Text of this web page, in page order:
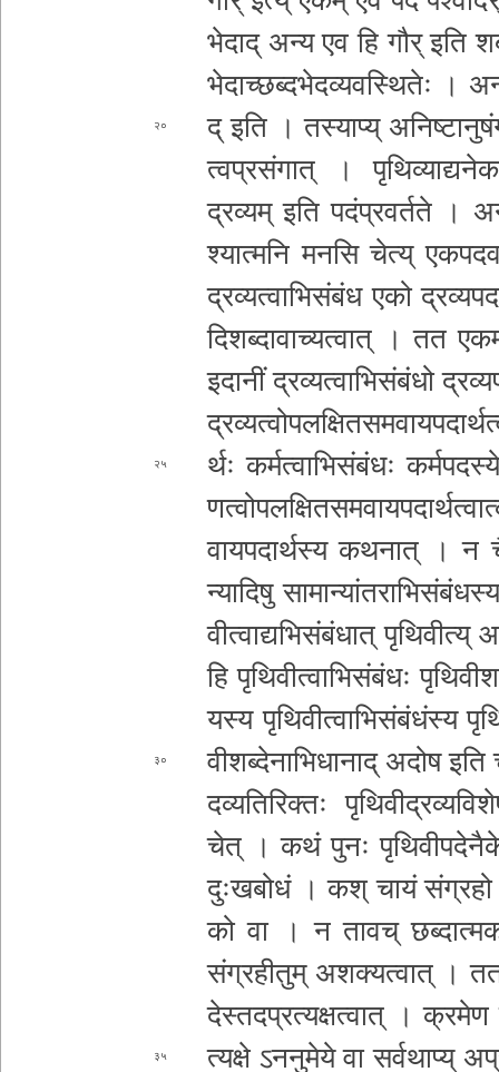
भे­दा­द् अन्य एव हि गौर् इति
भे­दा­च्छ­ब्द­भे­द­व्य­व­स्थि­तेः ।
२०
द् इति । तस्याप्य्
त्व­प्र­सं­गा­त् । पृ­थि­व्या­द्य­ने
द्रव्यम् इति प­दं­प्र­व­र्त­ते ।
श्या­त्म­नि मनसि चेत्य्
द्र­व्य­त्वा­भि­सं­बं­ध एको
दि­श­ब्दा­वा­च्य­त्वा­त् । तत
इदानीं द्र­व्य­त्वा­भि­सं­बं­धो
द्र­व्य­त्वो­प
२५
र्थः क­र्म­त्वा­भि­सं­बं­धः
वा­य­प­दा­र्थ­स्य क­थ­ना­त् । न
न्या­दि­षु सा­मा­न्यां­त­रा
वी­त्वा­द्य­भि­सं­बं­धा­त् पृ­थि­वी­त्य्
हि पृ­थि­वी­त्वा­भि­सं­बं­धः
य­स्य पृ­थि­वी­त्वा­भि
३०
सं­बं­धं­स्य
वी­श­ब्दे­ना­भि­धा­ना­द् अदोष
द­व्य­ति­रि­क्तः
चेत् । कथं पुनः
दुः­ख­बो­धं । कश् चायं संग्रहो
को वा । न तावच्
सं­ग्र­ही­तु­म् अशक्यत्वात् ।
दे­स्त­द­प्र­त्य­क्ष­त्वा­त् ।
३५
त्य­क्षे ऽ­न­नु­मे­ये वा स­र्व­था­प्य्